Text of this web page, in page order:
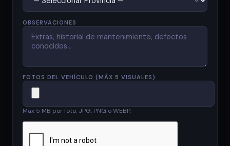
OBSERVACIONES
FOTOS DEL VEHÍCULO (MÁX 5 VISUALES)
Max 5 MB por foto. JPG, PNG o WEBP.